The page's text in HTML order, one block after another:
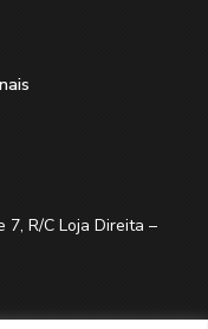
7, R/C Loja Direita –